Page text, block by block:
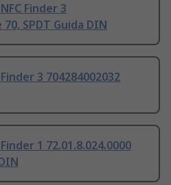
Finder 3
SPDT Guida DIN
3 704284002032
1 72.01.8.024.0000